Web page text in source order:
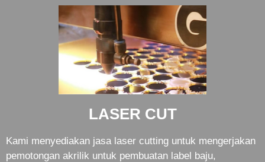
LASER CUT
Kami menyediakan jasa laser cutting untuk mengerjakan
pemotongan akrilik untuk pembuatan label baju,